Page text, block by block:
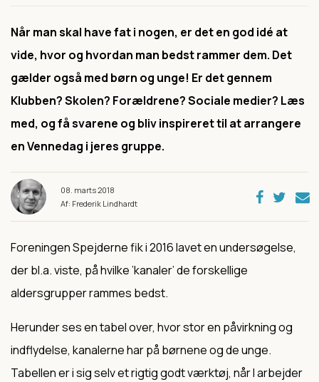
Når man skal have fat i nogen, er det en god idé at
vide, hvor og hvordan man bedst rammer dem. Det
gælder også med børn og unge! Er det gennem
Klubben? Skolen? Forældrene? Sociale medier? Læs
med, og få svarene og bliv inspireret til at arrangere
en Vennedag i jeres gruppe.
08. marts 2018
Af: Frederik Lindhardt
Foreningen Spejderne fik i 2016 lavet en undersøgelse,
der bl.a. viste, på hvilke ’kanaler’ de forskellige
aldersgrupper rammes bedst.
Herunder ses en tabel over, hvor stor en påvirkning og
indflydelse, kanalerne har på børnene og de unge.
Tabellen er i sig selv et rigtig godt værktøj, når I arbejder